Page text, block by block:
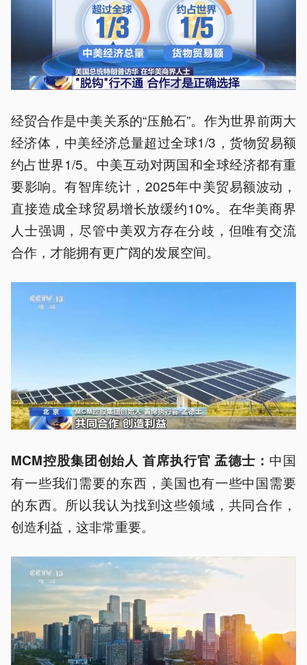
经贸合作是中美关系的“压舱石”。作为世界前两大
经济体，中美经济总量超过全球1/3，货物贸易额
约占世界1/5。中美互动对两国和全球经济都有重
要影响。有智库统计，2025年中美贸易额波动，
直接造成全球贸易增长放缓约10%。在华美商界
人士强调，尽管中美双方存在分歧，但唯有交流
合作，才能拥有更广阔的发展空间。
MCM控股集团创始人 首席执行官 孟德士： 中国
有一些我们需要的东西，美国也有一些中国需要
的东西。所以我认为找到这些领域，共同合作，
创造利益，这非常重要。